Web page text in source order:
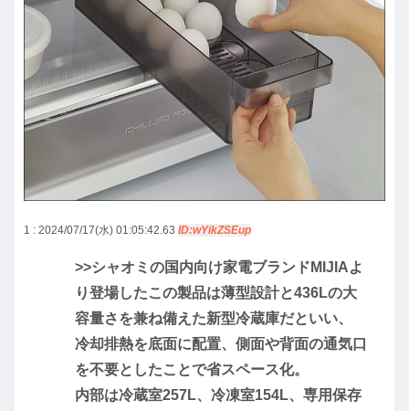
1 : 2024/07/17(水) 01:05:42.63 ID:wYikZSEup
>>シャオミの国内向け家電ブランドMIJIAよ
り登場したこの製品は薄型設計と436Lの大
容量さを兼ね備えた新型冷蔵庫だといい、
冷却排熱を底面に配置、側面や背面の通気口
を不要としたことで省スペース化。
内部は冷蔵室257L、冷凍室154L、専用保存